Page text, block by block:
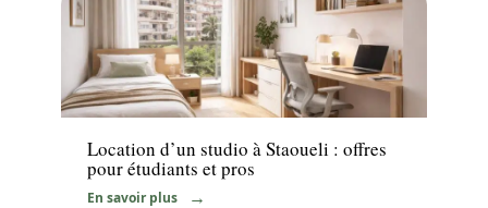
Immo
Location d’un studio à Staoueli : offres
pour étudiants et pros
En savoir plus